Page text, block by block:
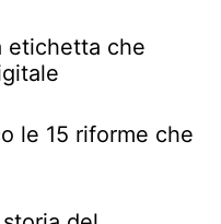
etichetta che
le 15 riforme che